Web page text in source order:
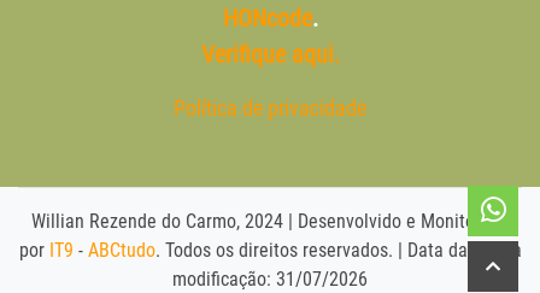
HONcode.
Verifique aqui.
Política de privacidade
Willian Rezende do Carmo, 2024 | Desenvolvido e Monitorado
por IT9 - ABCtudo. Todos os direitos reservados. | Data da última
modificação: 31/07/2026